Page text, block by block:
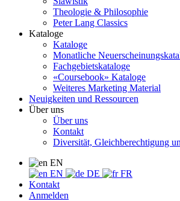
Theologie & Philosophie
Peter Lang Classics
Kataloge
Kataloge
Monatliche
Fachgebietskataloge
«Coursebook» Kataloge
Weiteres Marketing Material
Neuigkeiten und Ressourcen
Über uns
Über uns
Kontakt
Diversität, Gleichberechtigung
EN
EN
DE
FR
Kontakt
Anmelden